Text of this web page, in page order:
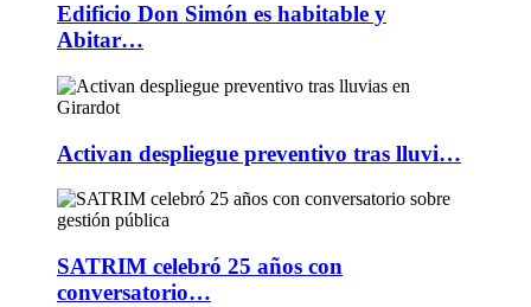
Edificio Don Simón es habitable y
Abitar…
Activan despliegue preventivo tras lluvi…
SATRIM celebró 25 años con
conversatorio…